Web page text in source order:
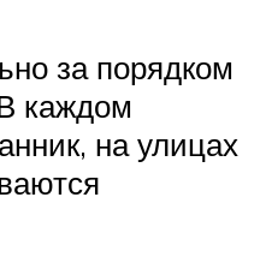
за порядком
каждом
на улицах